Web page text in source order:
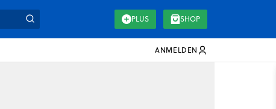
PLUS SHOP
ANMELDEN